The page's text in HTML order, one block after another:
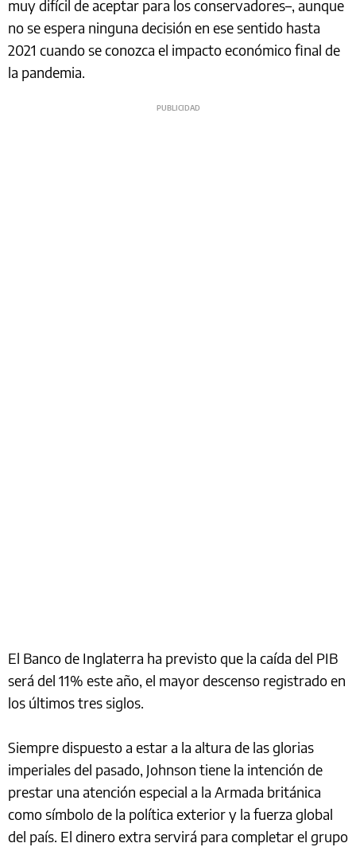
muy difícil de aceptar para los conservadores–, aunque
no se espera ninguna decisión en ese sentido hasta
2021 cuando se conozca el impacto económico final de
la pandemia.
El Banco de Inglaterra ha previsto que la caída del PIB
será del 11% este año, el mayor descenso registrado en
los últimos tres siglos.
Siempre dispuesto a estar a la altura de las glorias
imperiales del pasado, Johnson tiene la intención de
prestar una atención especial a la Armada británica
como símbolo de la política exterior y la fuerza global
del país. El dinero extra servirá para completar el grupo